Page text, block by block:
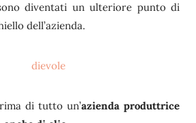
diventati un ulteriore punto di
dell’azienda.
di tutto un’azienda produttrice